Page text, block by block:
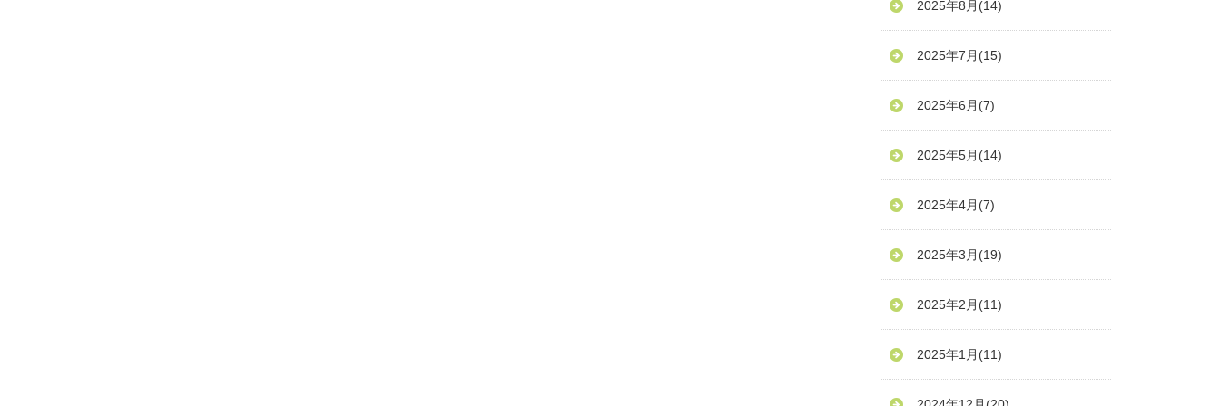
2025年8月 (14)
2025年7月 (15)
2025年6月 (7)
2025年5月 (14)
2025年4月 (7)
2025年3月 (19)
2025年2月 (11)
2025年1月 (11)